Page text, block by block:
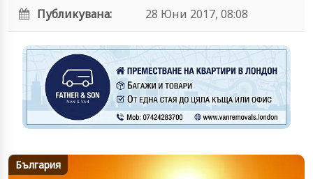
Публикувана:
28 Юни 2017, 08:08
България